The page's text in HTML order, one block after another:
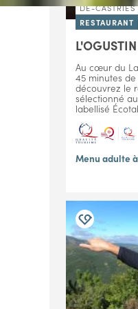
DE-CASTRIES
RESTAURANT
L'OGUSTIN
Au cœur du
45 minutes
découvrez le
sélectionné
labellisé
Menu adulte